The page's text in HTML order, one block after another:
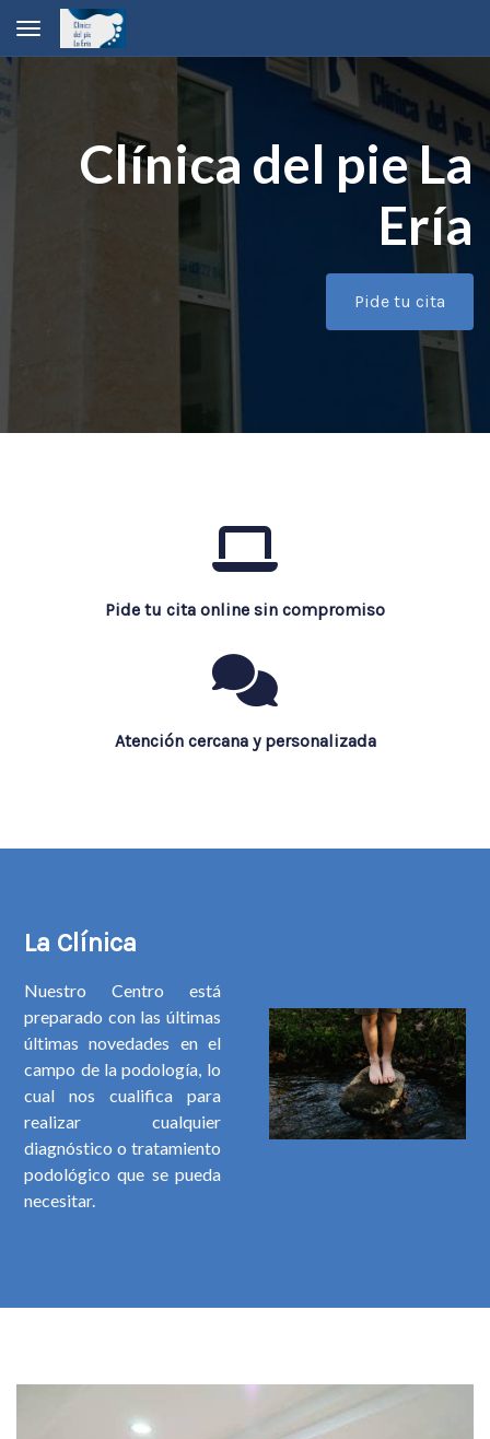
Toggle navigation
Clínica del pie La
Ería
Pide tu cita
Pide tu cita online sin compromiso
Atención cercana y personalizada
La Clínica
Nuestro Centro está
preparado con las últimas
últimas novedades en el
campo de la podología, lo
cual nos cualifica para
realizar cualquier
diagnóstico o tratamiento
podológico que se pueda
necesitar.